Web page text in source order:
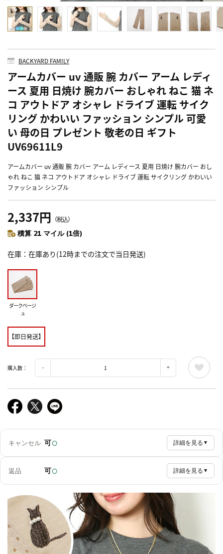
BACKYARD FAMILY
アームカバー uv 通販 腕 カバー アーム レディ
ース 夏用 日焼け 腕カバー おしゃれ ねこ 猫 ネ
コ アウトドア オシャレ ドライブ 運転 サイク
リング かわいい ファッション シンプル 可愛
い 母の日 プレゼント 敬老の日 ギフト
UV69611L9
アームカバー uv 通販 腕 カバー アーム レディース 夏用 日焼け 腕カバー おし
ゃれ ねこ 猫 ネコ アウトドア オシャレ ドライブ 運転 サイクリング かわいい
ファッション シンプル
2,337円 （税込）
積算 21 マイル (1倍)
在庫 在庫あり(12時までの注文で当日発送)
ダークベージ
ュ
【即日発送】
購入数：
キャンセル 可○ 詳細を見る ▼
返品 可○ 詳細を見る ▼